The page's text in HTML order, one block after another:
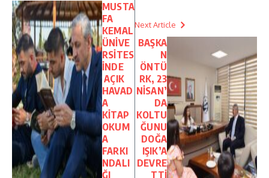
MUSTA
FA
KEMAL
ÜNİVE
RSİTES
İNDE
AÇIK
HAVAD
A
KİTAP
OKUM
A
FARKI
NDALI
ĞI
Next Article
BAŞKA
N
ÖNTÜ
RK, 23
NİSAN’
DA
KOLTU
ĞUNU
DOĞA
IŞIK’A
DEVRE
TTİ